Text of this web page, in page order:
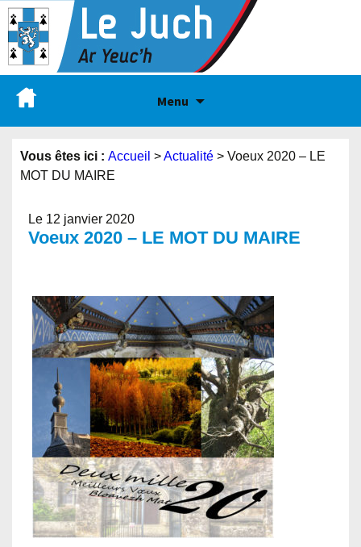
Menu
Vous êtes ici : Accueil >Actualité > Voeux 2020 – LE
MOT DU MAIRE
Le 12 janvier 2020
Voeux 2020 – LE MOT DU MAIRE